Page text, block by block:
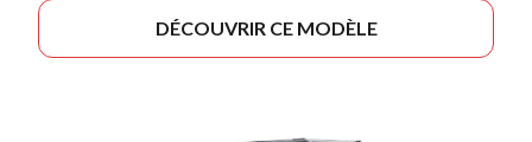
DÉCOUVRIR CE MODÈLE